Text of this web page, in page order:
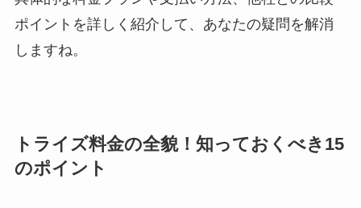
ポイントを詳しく紹介して、あなたの疑問を解消
しますね。
トライズ料金の全貌！知っておくべき15
のポイント